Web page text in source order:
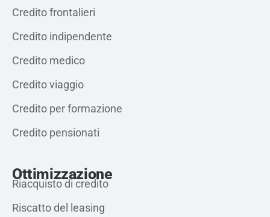
Credito frontalieri
Credito indipendente
Credito medico
Credito viaggio
Credito per formazione
Credito pensionati
Ottimizzazione
Riacquisto di credito
Riscatto del leasing